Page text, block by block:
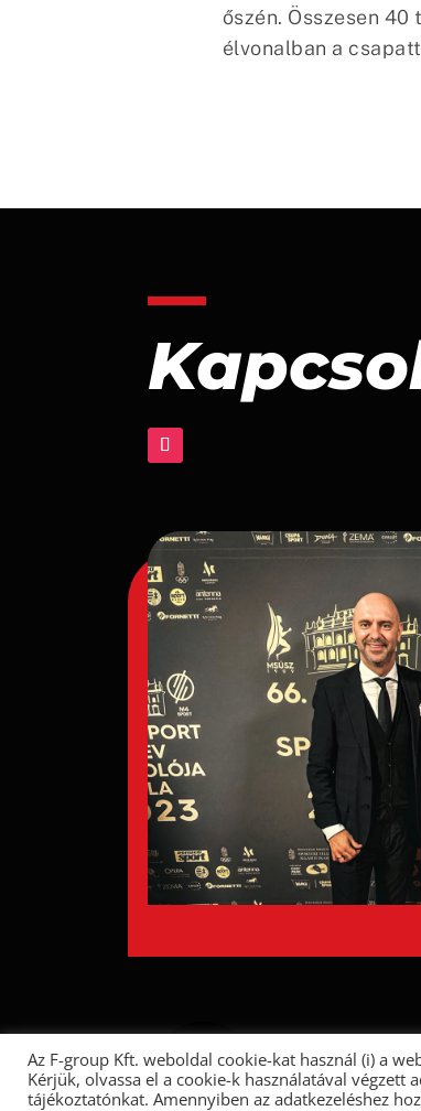
őszén. Összesen
élvonalban a
Az F-group Kft. weboldal cookie-kat használ (i) a
Kérjük, olvassa el a cookie-k használatával végzett
tájékoztatónkat. Amennyiben az adatkezeléshez